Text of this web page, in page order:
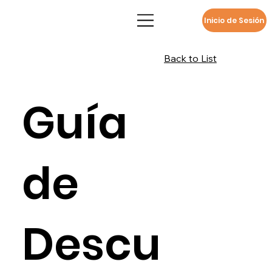
Inicio de Sesión
Back to List
Guía
de
Descu